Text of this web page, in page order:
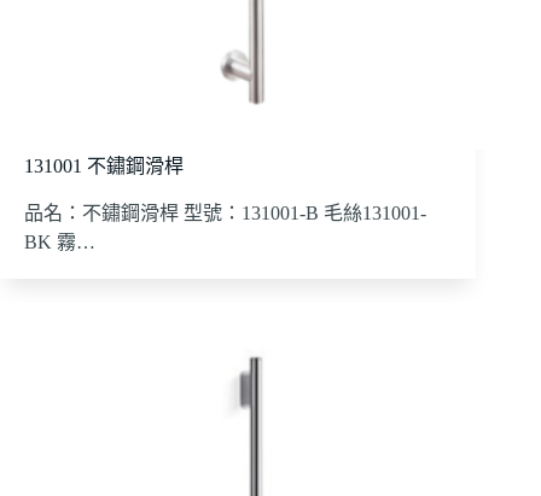
131001 不鏽鋼滑桿
品名：不鏽鋼滑桿 型號：131001-B 毛絲131001-
BK 霧…